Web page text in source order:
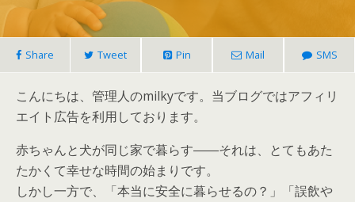
Share Tweet Pin Mail SMS
こんにちは、管理人のmilkyです。当ブログではアフィリ
エイト広告を利用しております。
赤ちゃんと犬が同じ家で暮らす――それは、とてもあた
たかくて幸せな時間の始まりです。
しかし一方で、「本当に安全に暮らせるの？」「誤飲や